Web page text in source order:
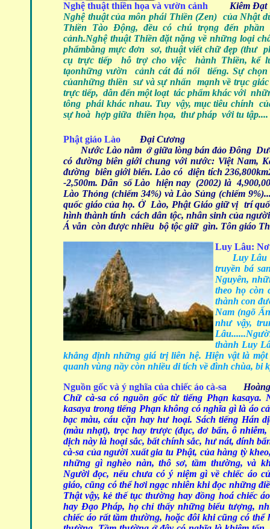
Nghệ thuật thiền họa và vườn cảnh
Kiêm Đạt
Nghệ thuật của môn phái Thiền (Zen) của Nhật
Thiền Tào Động, đều có chú trọng đến phần
cảnh.Nghệ thuật Thiền đặt nặng về những loại
phẩmbằng mực đơn sơ, thuật viết chữ đẹp (thư
cụ trực tiếp hỗ trợ cho việc hành Thiền, kể
tạonhững vườn cảnh cát đá nổi tiếng. Sự
củanhững thiền sư và sự nhấn mạnh về trục
trực tiếp, dẫn đến một loạt tác phẩm khác với
tông phái khác nhau. Tuy vậy, mục tiêu chính
sự hoà hợp giữa thiền họa, thư pháp với tu tập....
Phật giáo Lào Đại Cương
Nước Lào nằm ở giữa lòng bán đảo Đông
có đường biên giới chung với nước: Việt Nam,
đường biên giới biển. Lào có diện tích
-2,500m. Dân số Lào hiện nay (2002) là
Lào Thỏng (chiếm 34%) và Lào Sủng (chiếm
quốc giáo của họ. Ở Lào, Phật Giáo giữ vị trí
hình thành tính cách dân tộc, nhân sinh của
Á vẫn còn được nhiều bộ tộc giữ gìn. Tôn giáo
Luy Lâu:
Luy Lâu
truyền bá
Nguyên,
theo họ còn
thành con
Nam (ngõ
như vậy,
thành Luy
khẳng định những giá trị liên hệ. Hiện vật là
quanh vùng nầy còn nhiều di tích về đình chùa, bi
Nguồn gốc và ý nghĩa của chiếc áo cà-sa
Chữ cà-sa có nguồn gốc từ tiếng Phạn kasaya.
kasaya trong tiếng Phạn không có nghĩa gì là áo
bạc màu, cáu cặn hay hư hoại. Sách tiếng Hán
(màu nhạt), trọc hay trược (đục, dơ bẩn, ô
dịch này là hoại sắc, bất chính sắc, hư nát, dính
cà-sa của người xuất gia tu Phật, của hàng tỳ
những gì nghèo nàn, thô sơ, tầm thường, và
Người đọc, nếu chưa có ý niệm gì về chiếc áo
giáo, cũng có thể hơi ngạc nhiên khi đọc những
Thật vậy, kẻ thế tục thường hay đồng hoá chiếc
hay Đạo Pháp, họ chỉ thấy những biểu tượng,
chiếc áo rất tầm thường, hoặc đôi khi cũng có